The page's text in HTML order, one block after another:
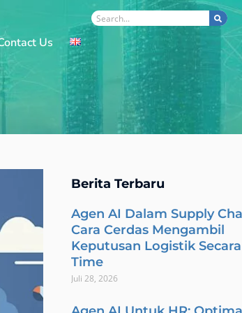
Us
Search
Berita Terbaru
Agen AI Dalam Supply
Cara Cerdas Mengambil
Keputusan Logistik
Time
Juli 28, 2026